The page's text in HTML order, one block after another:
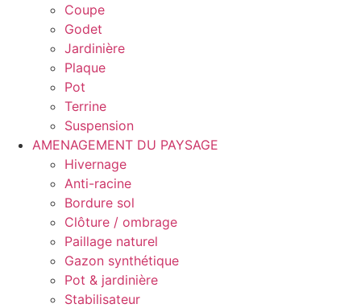
Coupe
Godet
Jardinière
Plaque
Pot
Terrine
Suspension
AMENAGEMENT DU PAYSAGE
Hivernage
Anti-racine
Bordure sol
Clôture / ombrage
Paillage naturel
Gazon synthétique
Pot & jardinière
Stabilisateur